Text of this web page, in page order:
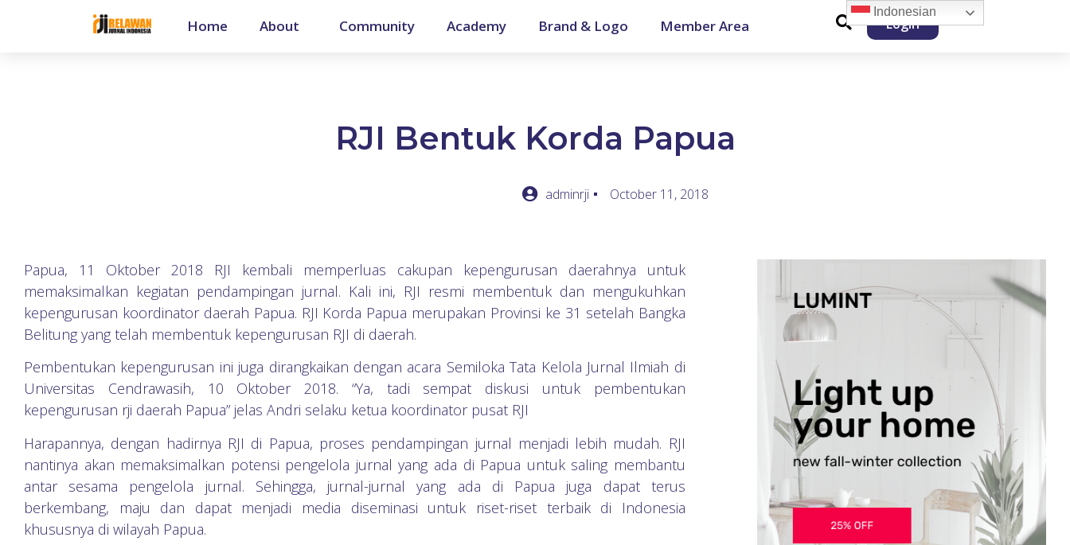
Home About Community Academy Brand & Logo Member Area Login
RJI Bentuk Korda Papua
adminrji October 11, 2018
Papua, 11 Oktober 2018 RJI kembali memperluas cakupan kepengurusan daerahnya untuk
memaksimalkan kegiatan pendampingan jurnal. Kali ini, RJI resmi membentuk dan mengukuhkan
kepengurusan koordinator daerah Papua. RJI Korda Papua merupakan Provinsi ke 31 setelah Bangka
Belitung yang telah membentuk kepengurusan RJI di daerah.
Pembentukan kepengurusan ini juga dirangkaikan dengan acara Semiloka Tata Kelola Jurnal Ilmiah di
Universitas Cendrawasih, 10 Oktober 2018. “Ya, tadi sempat diskusi untuk pembentukan
kepengurusan rji daerah Papua” jelas Andri selaku ketua koordinator pusat RJI
Harapannya, dengan hadirnya RJI di Papua, proses pendampingan jurnal menjadi lebih mudah. RJI
nantinya akan memaksimalkan potensi pengelola jurnal yang ada di Papua untuk saling membantu
antar sesama pengelola jurnal. Sehingga, jurnal-jurnal yang ada di Papua juga dapat terus
berkembang, maju dan dapat menjadi media diseminasi untuk riset-riset terbaik di Indonesia
khususnya di wilayah Papua.
Indonesian